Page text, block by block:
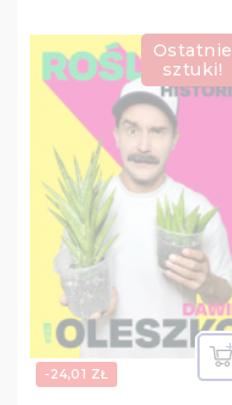
-24,01 ZŁ
Ostatnie
sztuki!